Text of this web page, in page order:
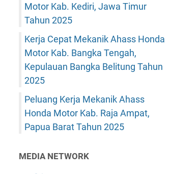
Motor Kab. Kediri, Jawa Timur
Tahun 2025
Kerja Cepat Mekanik Ahass Honda
Motor Kab. Bangka Tengah,
Kepulauan Bangka Belitung Tahun
2025
Peluang Kerja Mekanik Ahass
Honda Motor Kab. Raja Ampat,
Papua Barat Tahun 2025
MEDIA NETWORK